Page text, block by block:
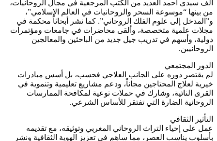
ألف سيدي أحمد العديد من الكتب المرجعية في مجال الروحانيات،
من بينها “موسوعة السحر والروحانيات في العالم الإسلامي”،
و”المدخل إلى علوم الفلك الروحاني”. كما نشر أبحاثاً محكمة في
مجلات علمية متخصصة، وألقى محاضرات في جامعات ومؤتمرات
دولية، وأسهم في تدريب جيل جديد من الباحثين والمعالجين
الروحانيين.
الدور المجتمعي
لم يقتصر دوره على الجانب العلاجي فحسب، بل أسس مبادرات
خيرية لعلاج المحتاجين مجاناً، ودعم مشاريع تعليمية وتنموية في
القرى النائية، وشارك في حملات توعية لمكافحة الممارسات
الروحانية الضارة التي تفتقر للأساس الشرعي.
التأثير الثقافي
عمل على إحياء التراث الروحاني المغربي وتوثيقه، مع تقديمه
بأسلوب يناسب العصر، مما ساهم في تعزيز الهوية الثقافية ونشر